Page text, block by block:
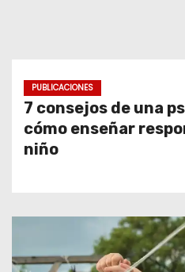
PUBLICACIONES
7 consejos de una
cómo enseñar
niño